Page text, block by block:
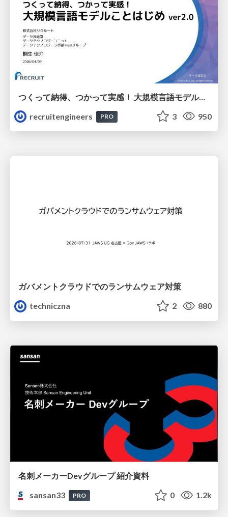
つくって納得、つかって実感！ 大規模言語モデルことはじめ ver2.0
recruitengineers
PRO 3 950
ガバメントクラウドでのランサムウェア対策
techniczna
2 880
名刺メーカーDevグループ 紹介資料
sansan33
PRO 0 1.2k